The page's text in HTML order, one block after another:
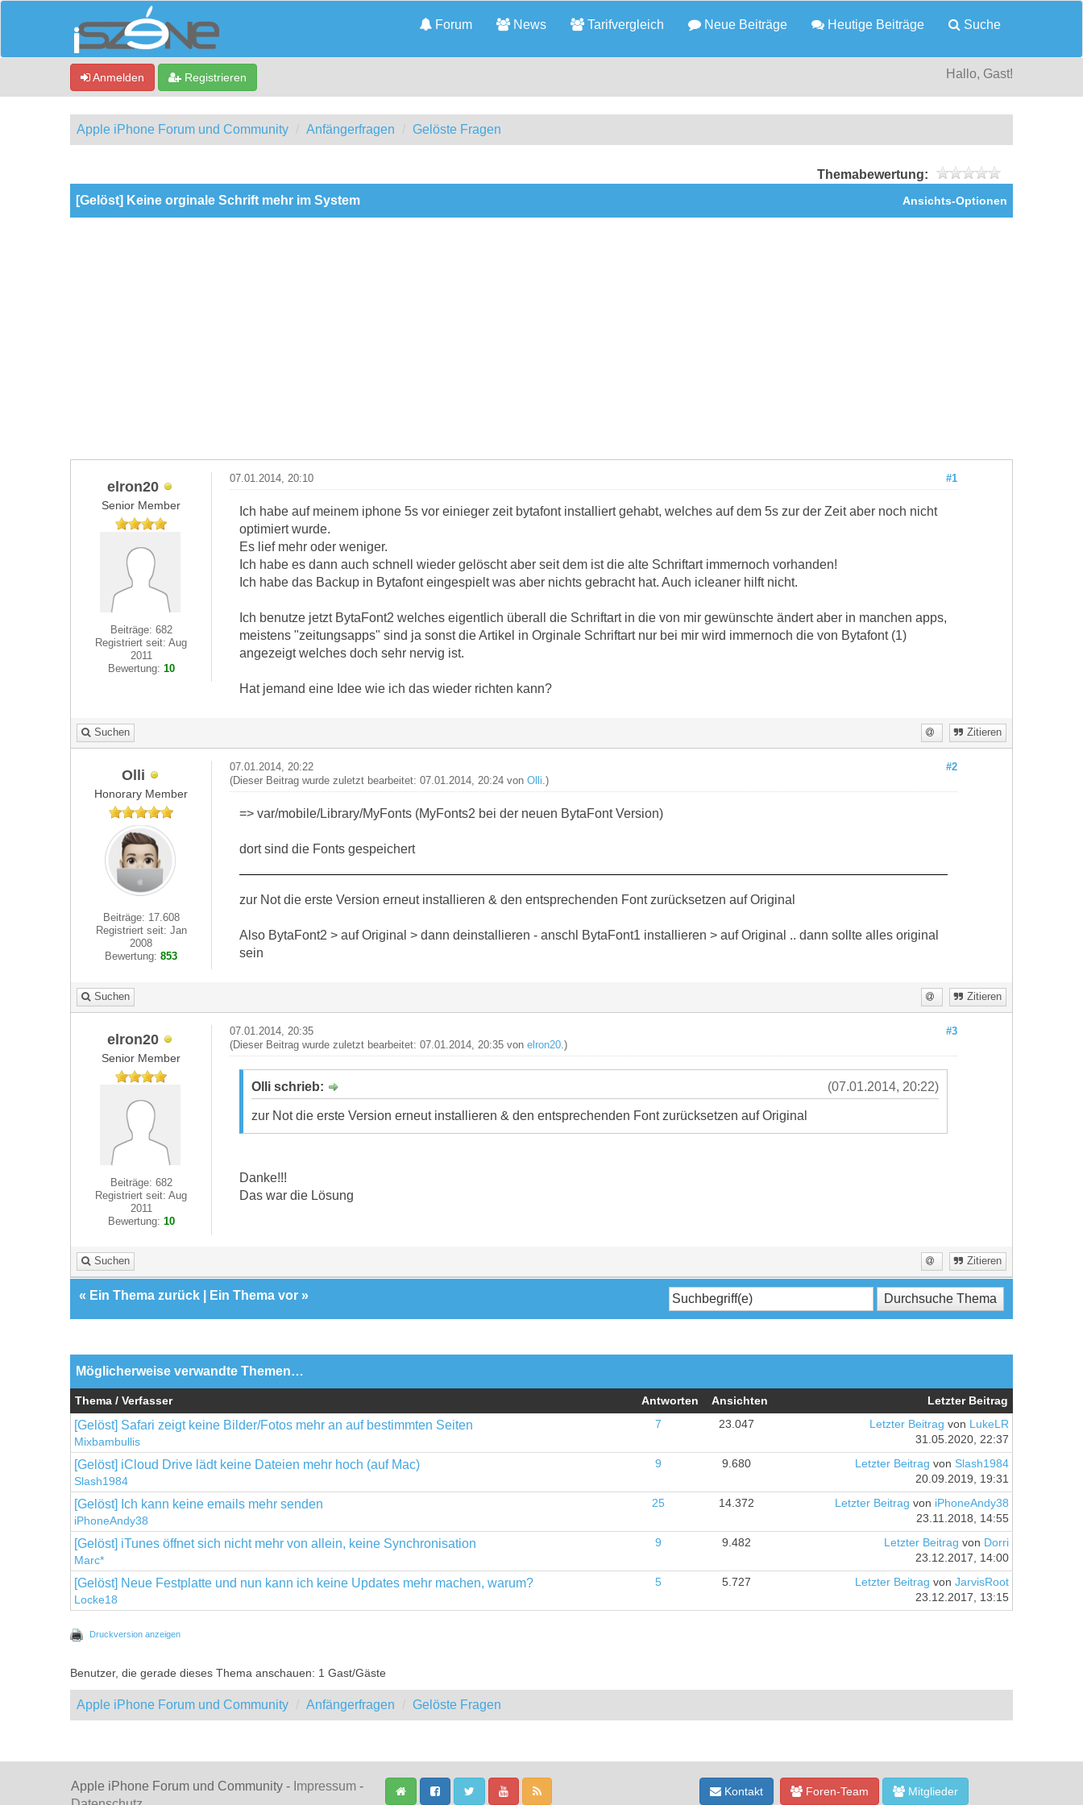
Forum News Tarifvergleich Neue Beiträge Heutige Beiträge Suche
Anmelden Registrieren Hallo, Gast!
Apple iPhone Forum und Community Anfängerfragen Gelöste Fragen
Themabewertung:
Ansichts-Optionen
[Gelöst] Keine orginale Schrift mehr im System
elron20
Senior Member
Beiträge: 682
Registriert seit: Aug
2011
Bewertung: 10
#1
07.01.2014, 20:10
Ich habe auf meinem iphone 5s vor einieger zeit bytafont installiert gehabt, welches auf dem 5s zur der Zeit aber noch nicht
optimiert wurde.
Es lief mehr oder weniger.
Ich habe es dann auch schnell wieder gelöscht aber seit dem ist die alte Schriftart immernoch vorhanden!
Ich habe das Backup in Bytafont eingespielt was aber nichts gebracht hat. Auch icleaner hilft nicht.
Ich benutze jetzt BytaFont2 welches eigentlich überall die Schriftart in die von mir gewünschte ändert aber in manchen apps,
meistens "zeitungsapps" sind ja sonst die Artikel in Orginale Schriftart nur bei mir wird immernoch die von Bytafont (1)
angezeigt welches doch sehr nervig ist.
Hat jemand eine Idee wie ich das wieder richten kann?
Suchen Zitieren
Olli
Honorary Member
Beiträge: 17.608
Registriert seit: Jan
2008
Bewertung:853
#2
07.01.2014, 20:22
(Dieser Beitrag wurde zuletzt bearbeitet: 07.01.2014, 20:24 von Olli .)
=> var/mobile/Library/MyFonts (MyFonts2 bei der neuen BytaFont Version)
dort sind die Fonts gespeichert
zur Not die erste Version erneut installieren & den entsprechenden Font zurücksetzen auf Original
Also BytaFont2 > auf Original > dann deinstallieren - anschl BytaFont1 installieren > auf Original .. dann sollte alles original
sein
Suchen Zitieren
elron20
Senior Member
Beiträge: 682
Registriert seit: Aug
2011
Bewertung: 10
#3
07.01.2014, 20:35
(Dieser Beitrag wurde zuletzt bearbeitet: 07.01.2014, 20:35 von elron20.)
(07.01.2014, 20:22)
Olli schrieb:
zur Not die erste Version erneut installieren & den entsprechenden Font zurücksetzen auf Original
Danke!!!
Das war die Lösung
Suchen Zitieren
« Ein Thema zurück Ein Thema vor »
Möglicherweise verwandte Themen…
Thema / Verfasser Antworten Ansichten Letzter Beitrag
[Gelöst] Safari zeigt keine Bilder/Fotos mehr an auf bestimmten Seiten
Mixbambullis
7 23.047 Letzter Beitrag von LukeLR
31.05.2020, 22:37
[Gelöst] iCloud Drive lädt keine Dateien mehr hoch (auf Mac)
Slash1984
9 9.680 Letzter Beitrag von Slash1984
20.09.2019, 19:31
[Gelöst] Ich kann keine emails mehr senden
iPhoneAndy38
25 14.372 Letzter Beitrag von iPhoneAndy38
23.11.2018, 14:55
[Gelöst] iTunes öffnet sich nicht mehr von allein, keine Synchronisation
Marc*
9 9.482 Letzter Beitrag von Dorri
23.12.2017, 14:00
[Gelöst] Neue Festplatte und nun kann ich keine Updates mehr machen, warum?
Locke18
5 5.727 Letzter Beitrag von JarvisRoot
23.12.2017, 13:15
Druckversion anzeigen
Benutzer, die gerade dieses Thema anschauen: 1 Gast/Gäste
Apple iPhone Forum und Community Anfängerfragen Gelöste Fragen
Apple iPhone Forum und Community - Impressum -
Kontakt Foren-Team Mitglieder